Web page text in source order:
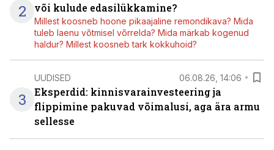
2
või kulude edasilükkamine?
Millest koosneb hoone pikaajaline remondikava? Mida
tuleb laenu võtmisel võrrelda? Mida märkab kogenud
haldur? Millest koosneb tark kokkuhoid?
3
UUDISED 06.08.26, 14:06
Eksperdid: kinnisvarainvesteering ja
flippimine pakuvad võimalusi, aga ära armu
sellesse